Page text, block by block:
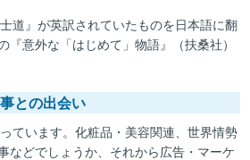
道』が英訳されていたものを日本語に翻
『意外な「はじめて」物語』（扶桑社）
との出会い
ています。化粧品・美容関連、世界情勢
などでしょうか、それから広告・マーケ